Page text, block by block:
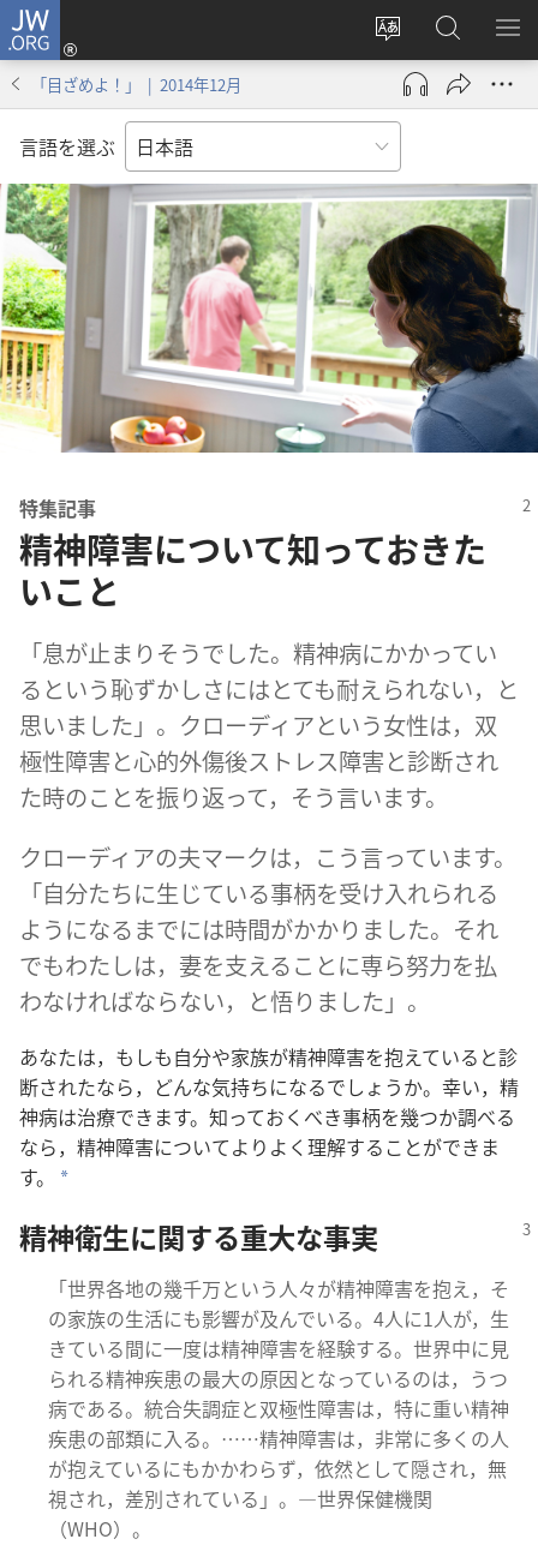
JW.ORG
サ
イ
ト
の
言
語
を
変
え
る
ロ
グ
ン
し
い
タ
ブ
で
開
く）
JW.ORG
の
検
メ
を
「目ざめよ！」 | 2014年12月
言語を選ぶ
特集​記事
精神障害について知っておきた
いこと
「息​が​止まり​そう​でし​た。精神​病​に​かかっ​て​い
る​と​いう​恥ずかしさ​に​は​とても​耐え​られ​ない，と​
思い​まし​た」。クローディア​と​いう​女性​は，双
極​性​障害​と​心的​外傷​後​ストレス​障害​と​診断​さ​れ​
た​時​の​こと​を​振り返っ​て，そう​言い​ます。
クローディア​の​夫​マーク​は，こう​言っ​て​い​ます。
「自分​たち​に​生じ​て​いる​事柄​を​受け入れ​られる​
よう​に​なる​まで​に​は​時間​が​かかり​まし​た。それ
でも​わたし​は，妻​を​支える​こと​に​専ら​努力​を​払
わ​なけれ​ば​なら​ない，と​悟り​まし​た」。
あなた​は，もしも​自分​や​家族​が​精神​障害​を​抱え​て​いる​と​診
断​さ​れ​た​なら，どんな​気持ち​に​なる​でしょ​う​か。幸い，精
神​病​は​治療​でき​ます。知っ​て​おく​べき​事柄​を​幾つ​か​調べる​
なら，精神​障害​に​つい​て​より​よく​理解​する​こと​が​でき​ま
す。
*
精神​衛生​に​関する​重大​な​事実
「世界​各地​の​幾千万​と​いう​人々​が​精神​障害​を​抱え，そ
の​家族​の​生活​に​も​影響​が​及ん​で​いる。4​人​に​1​人​が，生
き​て​いる​間​に​一度​は​精神​障害​を​経験​する。世界​中​に​見​
られる​精神​疾患​の​最大​の​原因​と​なっ​て​いる​の​は，うつ
病​で​ある。統合​失調​症​と​双極​性​障害​は，特に​重い​精神​
疾患​の​部類​に​入る。……精神​障害​は，非常​に​多く​の​人​
が​抱え​て​いる​に​も​かかわら​ず，依然​と​し​て​隠さ​れ，無
視​さ​れ，差別​さ​れ​て​いる」。―世界​保健​機関
（WHO）。